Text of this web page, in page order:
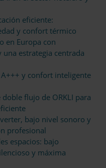
eficiente:
y confort térmico
en Europa con
una estrategia centrada
y confort inteligente
flujo de ORKLI para
bajo nivel sonoro y
profesional
espacios: bajo
y máxima